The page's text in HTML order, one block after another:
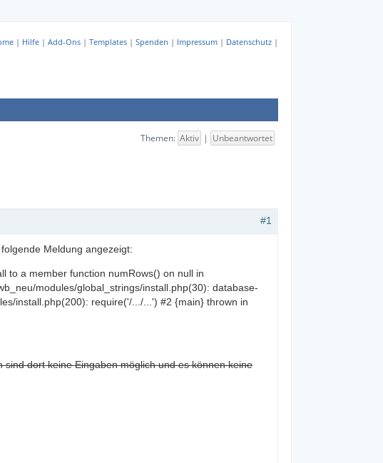
| Hilfe | Add-Ons | Templates | Spenden | Impressum | Datenschutz |
Themen: Aktiv | Unbeantwortet
#1
folgende Meldung angezeigt:
to a member function numRows() on null in
modules/global_strings/install.php(30): database-
install.php(200): require('/.../...') #2 {main} thrown in
dort keine Eingaben möglich und es können keine